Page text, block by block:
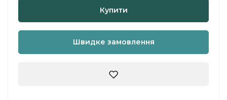
Купити
Швидке замовлення